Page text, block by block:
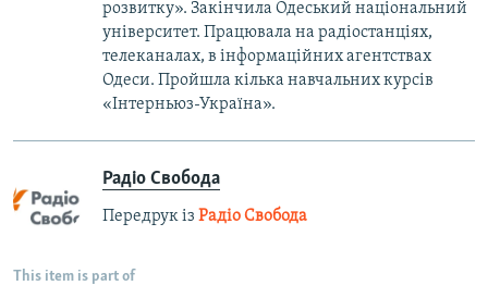
розвитку». Закінчила Одеський національний
університет. Працювала на радіостанціях,
телеканалах, в інформаційних агентствах
Одеси. Пройшла кілька навчальних курсів
«Інтерньюз-Україна».
Радіо Свобода
Передрук із Радіо Свобода
This item is part of